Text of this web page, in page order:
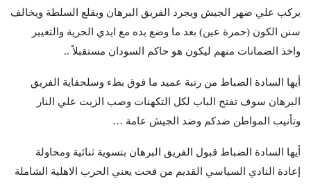
يركب علي ضهر الجيش ويجرد الفريق البرهان ويقلع السلطة ويخالف
سنن الكون (حمرة عين) بعد ما وضع يده مع ايدي الحرية والتغيير
واخذ الضمانات منهم ليكون هو حاكم السودان مستقبلاً ..
أيها السادة الضباط من رتبة عميد ما فوق بطء وسلحفاية الفريق
البرهان سوف تفتح الباب لكل التكهنات وصب الزيت علي النار
وتأنيب المواطن ضدكم وضد الجيش عامة …
أيها السادة الضباط قبول الفريق البرهان بتسوية ثنائية ومحاولة
إعادة النادي السياسي القديم من قحت يعني الحرب الاهلية الشاملة